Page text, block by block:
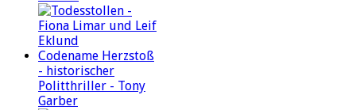
Codename Herzstoß
- historischer
Politthriller - Tony
Garber